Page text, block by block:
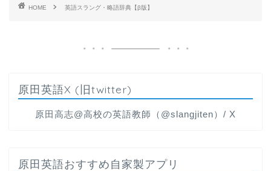
HOME 英語スラング・略語辞典【β版】
原田英語X (旧twitter)
原田高志@高校の英語教師（@slangjiten）/ X
原田英語おすすめ自家製アプリ